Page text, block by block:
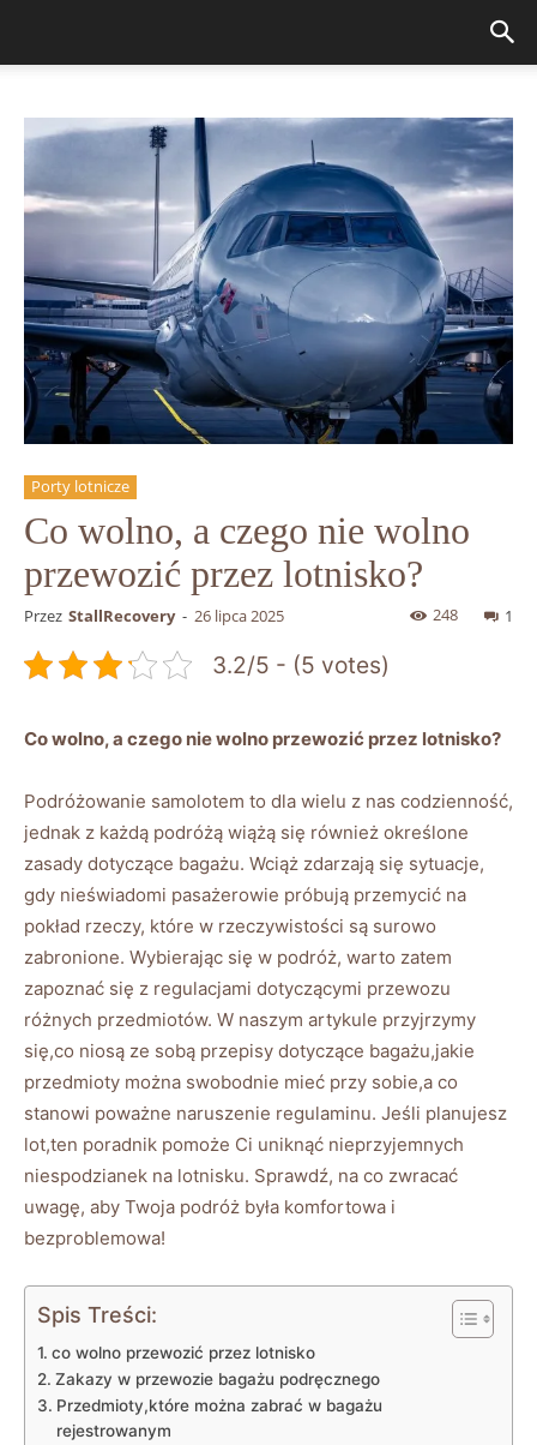
Porty lotnicze
Co wolno, a czego nie wolno
przewozić przez lotnisko?
Przez StallRecovery - 26 lipca 2025 1
248
3.2/5 - (5 votes)
Co wolno, a czego nie wolno przewozić przez lotnisko?
Podróżowanie samolotem to dla wielu z nas codzienność,
jednak z każdą podróżą wiążą się również określone
zasady dotyczące bagażu. Wciąż zdarzają się sytuacje,
gdy nieświadomi pasażerowie próbują przemycić na
pokład rzeczy, które w rzeczywistości są surowo
zabronione. Wybierając się w podróż, warto zatem
zapoznać się z regulacjami dotyczącymi przewozu
różnych przedmiotów. W naszym artykule przyjrzymy
się,co niosą ze sobą przepisy dotyczące bagażu,jakie
przedmioty można swobodnie mieć przy sobie,a co
stanowi poważne naruszenie regulaminu. Jeśli planujesz
lot,ten poradnik pomoże Ci uniknąć nieprzyjemnych
niespodzianek na lotnisku. Sprawdź, na co zwracać
uwagę, aby Twoja podróż była komfortowa i
bezproblemowa!
Spis Treści:
co wolno przewozić przez lotnisko
Zakazy w przewozie bagażu podręcznego
Przedmioty,które można zabrać w bagażu
rejestrowanym